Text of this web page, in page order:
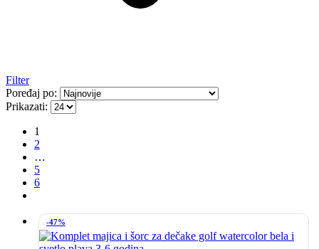
Filter
Poređaj po:
Prikazati:
1
2
…
5
6
-47%